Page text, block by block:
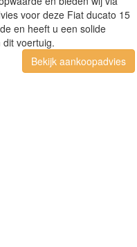
voor deze Fiat ducato 15
en heeft u een solide
voertuig.
Bekijk aankoopadvies